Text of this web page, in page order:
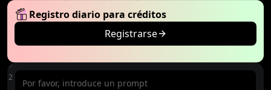
Registro diario para créditos
Registrarse
512